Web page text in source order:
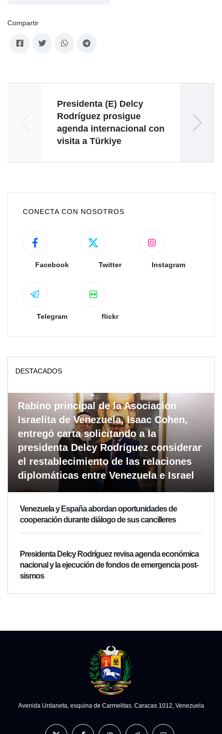
Compartir
Presidenta (E) Delcy
Rodríguez prosigue
agenda internacional con
visita a Türkiye
CONECTA CON NOSOTROS
Facebook Twitter Instagram
Telegram flickr
DESTACADOS
Rabino principal de la Asociación
Israelita de Venezuela, Isaac Cohen,
entregó carta solicitando a la
presidenta Delcy Rodríguez considerar
el restablecimiento de las relaciones
diplomáticas entre Venezuela e Israel
Venezuela y España abordan oportunidades de
cooperación durante diálogo de sus cancilleres
Presidenta Delcy Rodríguez revisa agenda económica
nacional y la ejecución de fondos de emergencia post-
sismos
Avenida Urdaneta, esquina de Carmelitas. Caracas 1012, Venezuela